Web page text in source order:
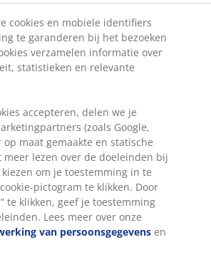
cookies en mobiele identifiers
te garanderen bij het bezoeken
verzamelen informatie over
statistieken en relevante
accepteren, delen we je
(zoals Google,
op maat gemaakte en statische
meer lezen over de doeleinden bij
kiezen om je toestemming in te
pictogram te klikken. Door
te klikken, geef je toestemming
Lees meer over onze
van persoonsgegevens en